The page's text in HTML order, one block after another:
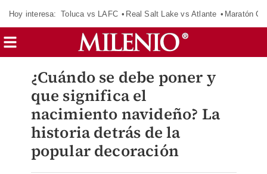
Hoy interesa: Toluca vs LAFC Real Salt Lake vs Atlante Maratón
¿Cuándo se debe poner y
que significa el
nacimiento navideño? La
historia detrás de la
popular decoración